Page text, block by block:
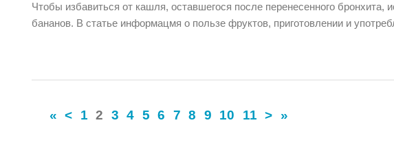
Чтобы избавиться от кашля, оставшегося после перенесенного бронхита,
бананов. В статье информацмя о пользе фруктов, приготовлении и
« < 1 2 3 4 5 6 7 8 9 10 11 > »